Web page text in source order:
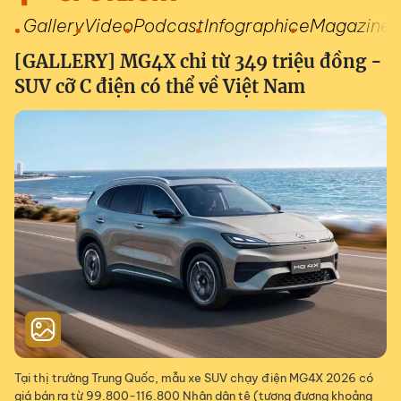
GalleryVideoPodcastInfographiceMagazine
[GALLERY] MG4X chỉ từ 349 triệu đồng -
SUV cỡ C điện có thể về Việt Nam
Tại thị trường Trung Quốc, mẫu xe SUV chạy điện MG4X 2026 có
giá bán ra từ 99.800-116.800 Nhân dân tệ (tương đương khoảng